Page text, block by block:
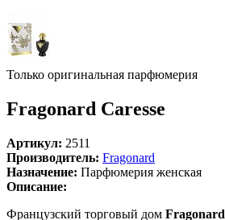
Только оригинальная парфюмерия
Fragonard Caresse
Артикул: 2511
Производитель: Fragonard
Назначение: Парфюмерия женская
Описание:
Французский торговый дом Fragonard